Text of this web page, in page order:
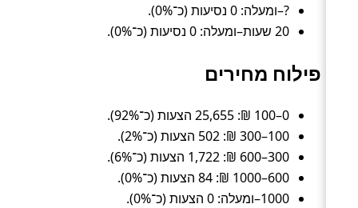
?–ומעלה: 0 נסיעות (כ־0%).
20 שעות–ומעלה: 0 נסיעות (כ־0%).
פילוח מחירים
0–100 ₪: 25,655 הצעות (כ־92%).
100–300 ₪: 502 הצעות (כ־2%).
300–600 ₪: 1,722 הצעות (כ־6%).
600–1000 ₪: 84 הצעות (כ־0%).
1000–ומעלה: 0 הצעות (כ־0%).